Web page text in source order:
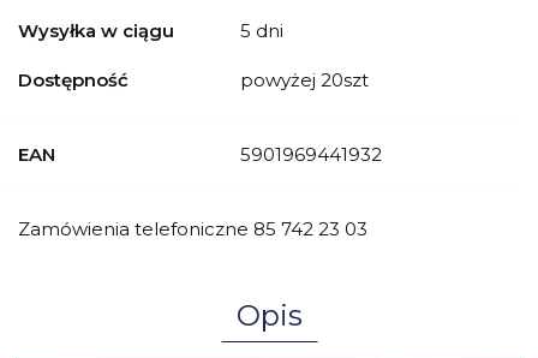
Wysyłka w ciągu 5 dni
Dostępność powyżej 20szt
EAN 5901969441932
Zamówienia telefoniczne 85 742 23 03
Opis